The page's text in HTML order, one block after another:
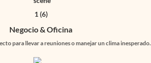
Negocio & Oficina
para llevar a reuniones o manejar un clima inesperado.